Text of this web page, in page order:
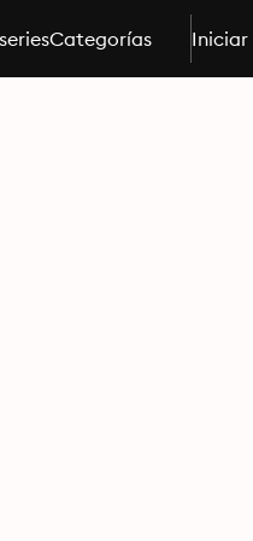
Categorías Iniciar